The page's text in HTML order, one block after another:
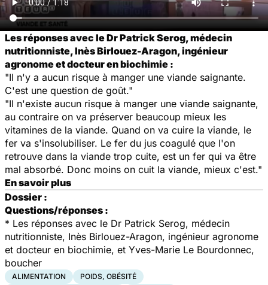
Les réponses avec le Dr Patrick Serog, médecin
nutritionniste, Inès Birlouez-Aragon, ingénieur
agronome et docteur en biochimie :
"Il n'y a aucun risque à manger une viande saignante.
C'est une question de goût."
"Il n'existe aucun risque à manger une viande saignante,
au contraire on va préserver beaucoup mieux les
vitamines de la viande. Quand on va cuire la viande, le
fer va s'insolubiliser. Le fer du jus coagulé que l'on
retrouve dans la viande trop cuite, est un fer qui va être
mal absorbé. Donc moins on cuit la viande, mieux c'est."
En savoir plus
Dossier :
Questions/réponses :
* Les réponses avec le Dr Patrick Serog, médecin
nutritionniste, Inès Birlouez-Aragon, ingénieur agronome
et docteur en biochimie, et Yves-Marie Le Bourdonnec,
boucher
ALIMENTATION
POIDS, OBÉSITÉ